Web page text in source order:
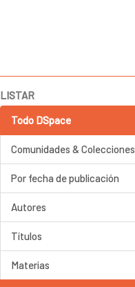
LISTAR
Todo DSpace
Comunidades & Colecciones
Por fecha de publicación
Autores
Títulos
Materias